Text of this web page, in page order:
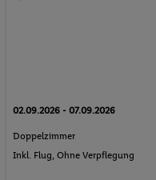
02.09.2026 - 07.09.2026
Doppelzimmer
Inkl. Flug, Ohne Verpflegung